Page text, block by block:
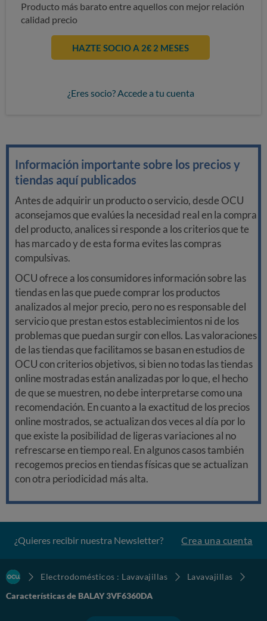
Producto más barato entre aquellos con mejor relación
calidad precio
HAZTE SOCIO A 2€ 2 MESES
¿Eres socio? Accede a tu cuenta
Información importante sobre los precios y
tiendas aquí publicados
Antes de adquirir un producto o servicio, desde OCU
aconsejamos que evalúes la necesidad real en la compra
del producto, analices si responde a los criterios que te
has marcado y de esta forma evites las compras
compulsivas.
OCU ofrece a los consumidores información sobre las
tiendas en las que puede comprar los productos
analizados al mejor precio, pero no es responsable del
servicio que prestan estos establecimientos ni de los
problemas que puedan surgir con ellos. Las valoraciones
de las tiendas que facilitamos se basan en estudios de
OCU con criterios objetivos, si bien no todas las tiendas
online mostradas están analizadas por lo que, el hecho
de que se muestren, no debe interpretarse como una
recomendación. En cuanto a la exactitud de los precios
online mostrados, se actualizan dos veces al día por lo
que existe la posibilidad de ligeras variaciones al no
refrescarse en tiempo real. En algunos casos también
recogemos precios en tiendas físicas que se actualizan
con otra periodicidad más alta.
¿Quieres recibir nuestra Newsletter? Crea una cuenta
Electrodomésticos : Lavavajillas
Lavavajillas
Características de BALAY 3VF6360DA